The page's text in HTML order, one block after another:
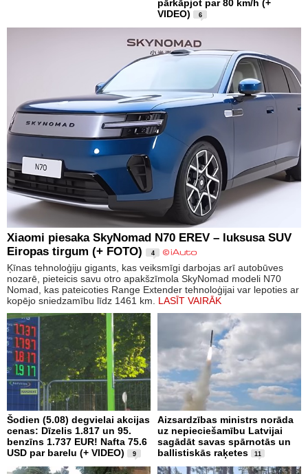
pārkāpjot par 80 km/h (+
VIDEO)
6
Xiaomi piesaka SkyNomad N70 EREV – luksusa SUV
Eiropas tirgum (+ FOTO)
4
Ķīnas tehnoloģiju gigants, kas veiksmīgi darbojas arī autobūves
nozarē, pieteicis savu otro apakšzīmola SkyNomad modeli N70
Nomad, kas pateicoties Range Extender tehnoloģijai var lepoties ar
kopējo sniedzamību līdz 1461 km. LASĪT VAIRĀK
Šodien (5.08) degvielai akcijas
cenas: Dīzelis 1.817 un 95.
benzīns 1.737 EUR! Nafta 75.6
USD par barelu (+ VIDEO)
9
Aizsardzības ministrs norāda
uz nepieciešamību Latvijai
sagādāt savas spārnotās un
ballistiskās raķetes
11